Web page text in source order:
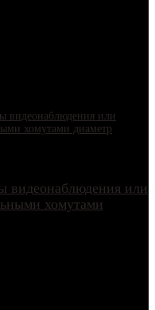
видеонаблюдения или
хомутами